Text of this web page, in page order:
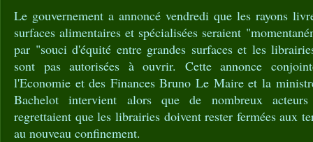
Le gouvernement a annoncé vendredi que les rayons
surfaces alimentaires et spécialisées seraient
par "souci d'équité entre grandes surfaces et les
sont pas autorisées à ouvrir. Cette annonce
l'Economie et des Finances Bruno Le Maire et la
Bachelot intervient alors que de nombreux
regrettaient que les librairies doivent rester fermées aux
au nouveau confinement.